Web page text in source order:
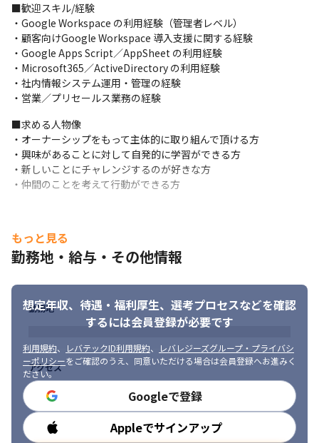
■歓迎スキル/経験
・Google Workspace の利用経験（管理者レベル）
・顧客向けGoogle Workspace 導入支援に関する経験
・Google Apps Script／AppSheet の利用経験
・Microsoft365／ActiveDirectory の利用経験
・社内情報システム運用・管理の経験
・営業／プリセールス業務の経験
■求める人物像
・オーナーシップをもって主体的に取り組んで頂ける方
・興味があることに対して自発的に学習ができる方
・新しいことにチャレンジするのが好きな方
・仲間のことを考えて行動ができる方
もっと見る
勤務地・給与・その他情報
想定年収、待遇・福利厚生、 選考プロセスなどを確認
するには会員登録が必要です
利用規約、 レバテックID利用規約、
レバレジーズグループ・プライバシ
ーポリシーをご確認のうえ、同意いただける場合は会員登録へお進みく
ださい。
Googleで登録
Appleでサインアップ
勤務地
アクセス
勤務時間